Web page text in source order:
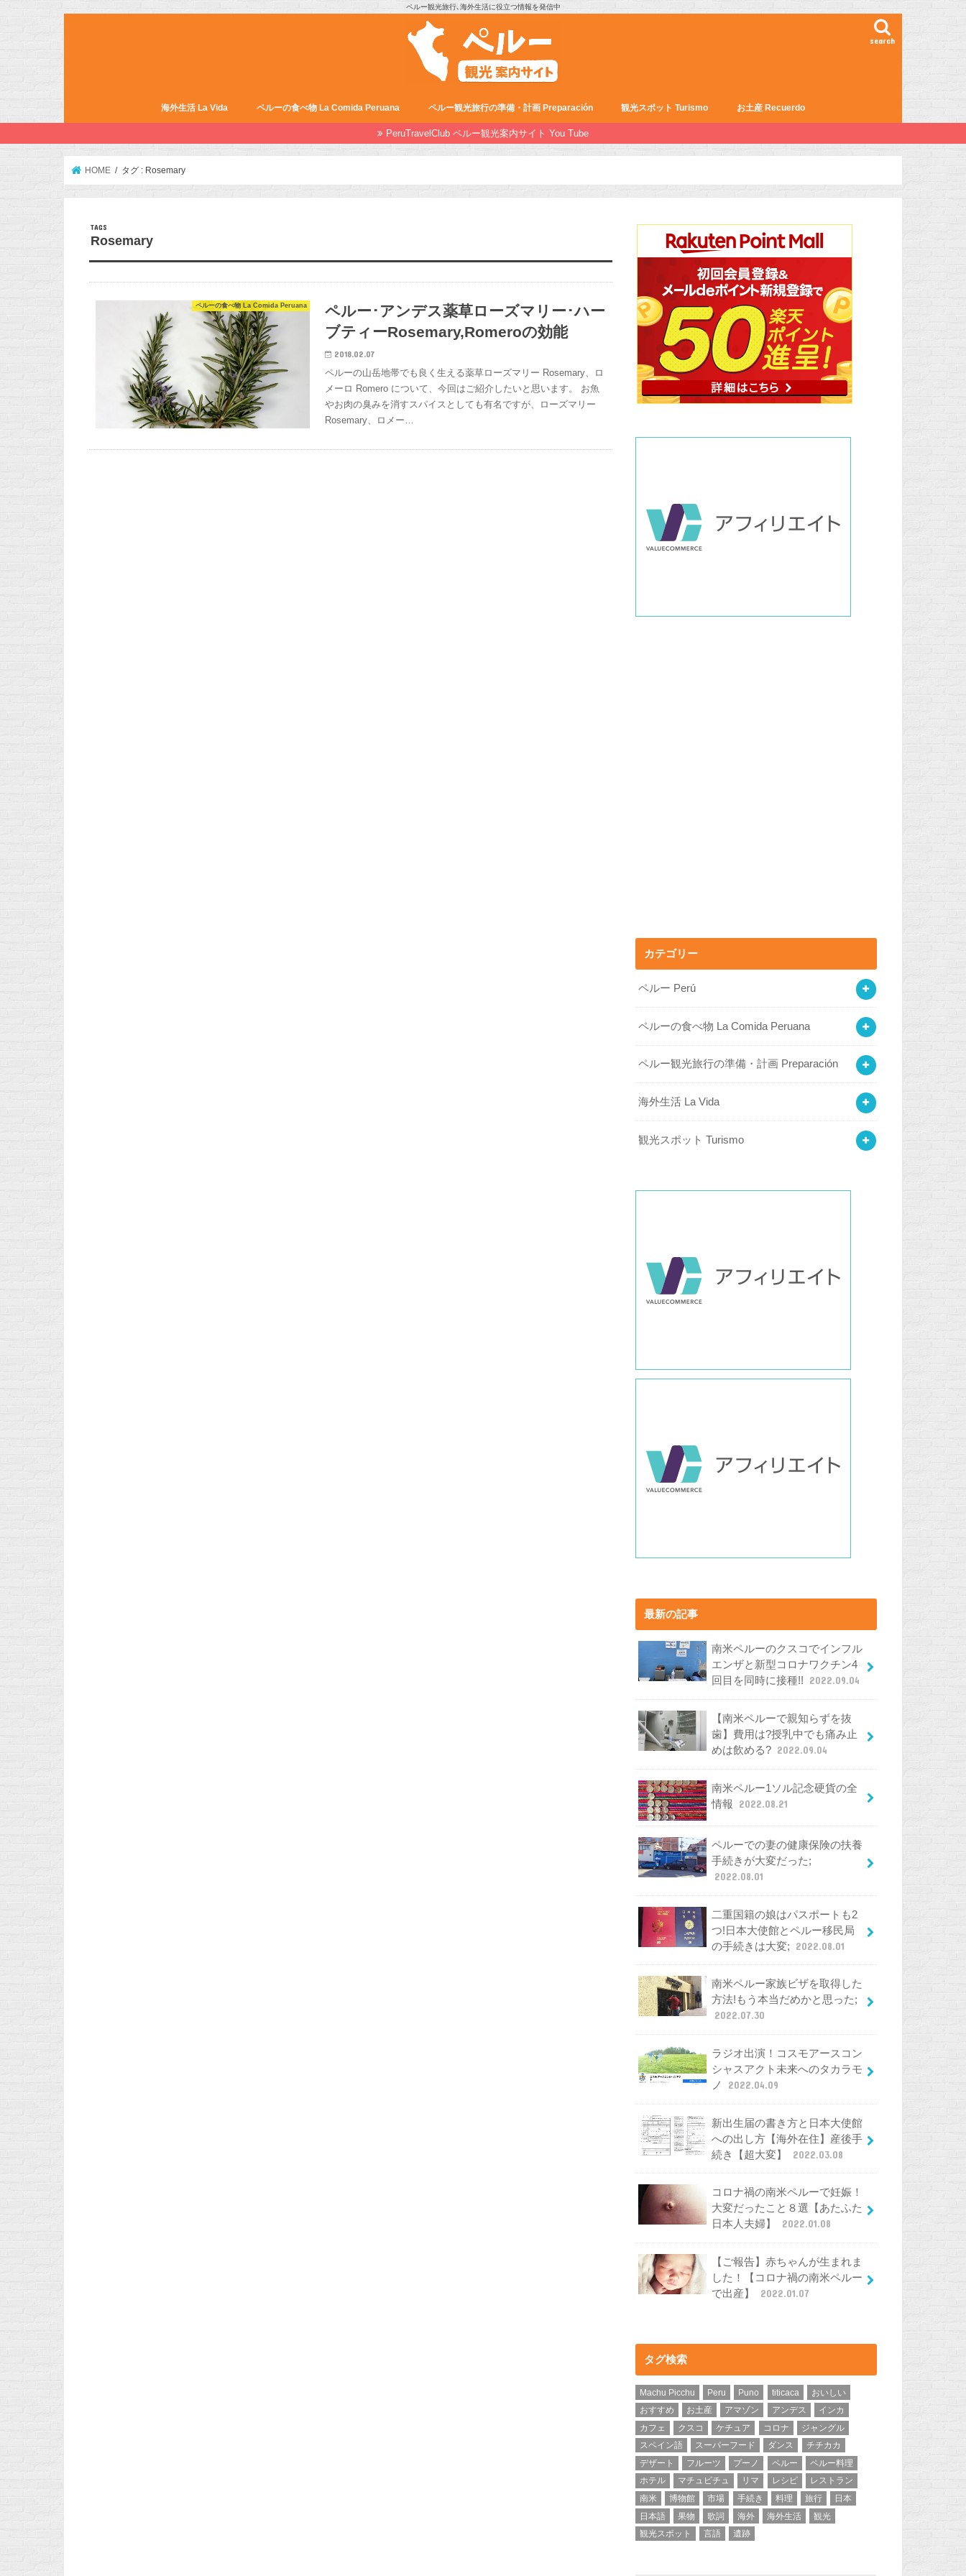
ペルー観光旅行､海外生活に役立つ情報を発信中
search
海外生活 La Vida ペルーの食べ物 La Comida Peruana ペルー観光旅行の準備・計画 Preparación 観光スポット Turismo お土産 Recuerdo
PeruTravelClub ペルー観光案内サイト You Tube
HOME タグ : Rosemary
Rosemary
ペルーの食べ物 La Comida Peruana
ペルー･アンデス薬草ローズマリー･ハー
ブティーRosemary,Romeroの効能
2018.02.07
ペルーの山岳地帯でも良く生える薬草ローズマリー Rosemary、ロ
メーロ Romero について、今回はご紹介したいと思います。 お魚
やお肉の臭みを消すスパイスとしても有名ですが、ローズマリー
Rosemary、ロメー…
カテゴリー
ペルー Perú
ペルーの食べ物 La Comida Peruana
ペルー観光旅行の準備・計画 Preparación
海外生活 La Vida
観光スポット Turismo
最新の記事
南米ペルーのクスコでインフル
エンザと新型コロナワクチン4
回目を同時に接種!!
2022.09.04
【南米ペルーで親知らずを抜
歯】費用は?授乳中でも痛み止
めは飲める? 2022.09.04
南米ペルー1ソル記念硬貨の全
情報
2022.08.21
ペルーでの妻の健康保険の扶養
手続きが大変だった;
2022.08.01
二重国籍の娘はパスポートも2
つ!日本大使館とペルー移民局
の手続きは大変;
2022.08.01
南米ペルー家族ビザを取得した
方法!もう本当だめかと思った;
2022.07.30
ラジオ出演！コスモアースコン
シャスアクト未来へのタカラモ
ノ
2022.04.09
新出生届の書き方と日本大使館
への出し方【海外在住】産後手
続き【超大変】
2022.03.08
コロナ禍の南米ペルーで妊娠！
大変だったこと８選【あたふた
日本人夫婦】
2022.01.08
【ご報告】赤ちゃんが生まれま
した！【コロナ禍の南米ペルー
で出産】
2022.01.07
タグ検索
Machu Picchu Peru Puno titicaca
おいしい
おすすめ
お土産 アマゾン アンデス
インカ
カフェ
クスコ ケチュア コロナ
ジャングル
スペイン語
スーパーフード ダンス
チチカカ
デザート
フルーツ プーノ ペルー
ペルー料理
ホテル
マチュピチュ リマ レシピ
レストラン
南米
博物館 市場 手続き 料理 旅行
日本
日本語
果物 歌詞 海外 海外生活
観光
観光スポット
言語 遺跡